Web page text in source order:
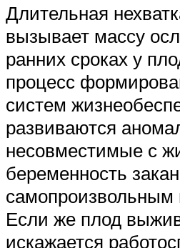
Длительная
вызывает массу
ранних сроках у
процесс
систем
развиваются
несовместимые с
беременность
Если же плод
искажается